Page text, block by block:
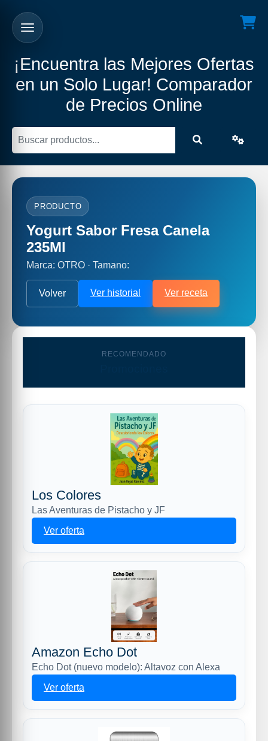
¡Encuentra las Mejores Ofertas
en un Solo Lugar! Comparador
de Precios Online
PRODUCTO
Yogurt Sabor Fresa Canela
235Ml
Marca: OTRO · Tamano:
Volver Ver historial Ver receta
RECOMENDADO
Los Colores
Las Aventuras de Pistacho y JF
Ver oferta
Amazon Echo Dot
Echo Dot (nuevo modelo): Altavoz con Alexa
Ver oferta